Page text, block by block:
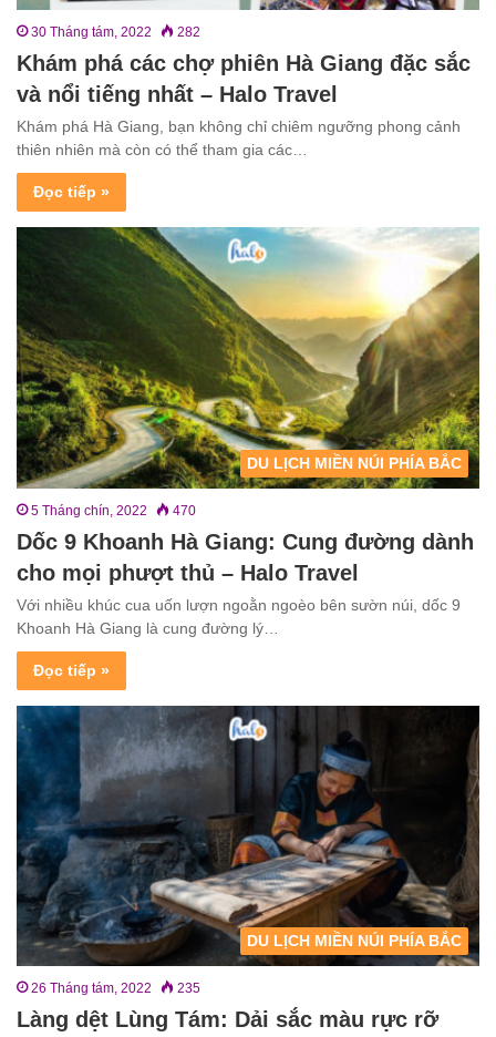
30 Tháng tám, 2022 282
Khám phá các chợ phiên Hà Giang đặc sắc
và nổi tiếng nhất – Halo Travel
Khám phá Hà Giang, bạn không chỉ chiêm ngưỡng phong cảnh
thiên nhiên mà còn có thể tham gia các…
Đọc tiếp »
DU LỊCH MIỀN NÚI PHÍA BẮC
5 Tháng chín, 2022 470
Dốc 9 Khoanh Hà Giang: Cung đường dành
cho mọi phượt thủ – Halo Travel
Với nhiều khúc cua uốn lượn ngoằn ngoèo bên sườn núi, dốc 9
Khoanh Hà Giang là cung đường lý…
Đọc tiếp »
DU LỊCH MIỀN NÚI PHÍA BẮC
26 Tháng tám, 2022 235
Làng dệt Lùng Tám: Dải sắc màu rực rỡ